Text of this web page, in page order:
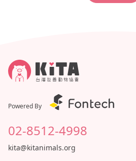
Powered By
02-8512-4998
kita@kitanimals.org